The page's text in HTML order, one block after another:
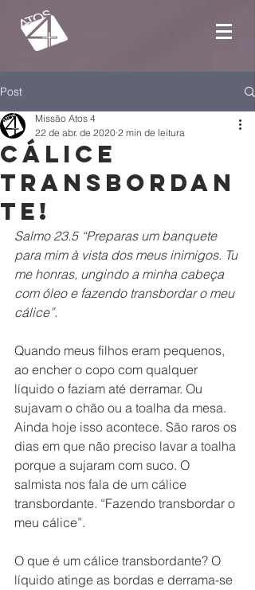
Post
Cálice
transbordan
te!
Missão Atos 4
22 de abr. de 2020 2 min de leitura
Salmo 23.5 “Preparas um banquete
para mim à vista dos meus inimigos. Tu
me honras, ungindo a minha cabeça
com óleo e fazendo transbordar o meu
cálice”.
Quando meus filhos eram pequenos,
ao encher o copo com qualquer
líquido o faziam até derramar. Ou
sujavam o chão ou a toalha da mesa.
Ainda hoje isso acontece. São raros os
dias em que não preciso lavar a toalha
porque a sujaram com suco. O
salmista nos fala de um cálice
transbordante. “Fazendo transbordar o
meu cálice”.
O que é um cálice transbordante? O
líquido atinge as bordas e derrama-se